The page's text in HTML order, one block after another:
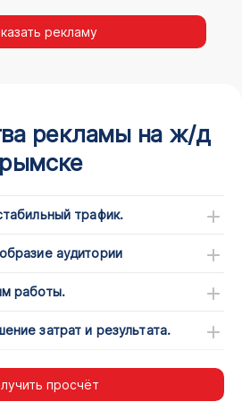
рассеяно, как при беглом
соцсетях.
рекламу
рекламы на ж/д
трафик.
аудитории
работы.
затрат и результата.
просчёт